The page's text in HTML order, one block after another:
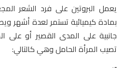
يعمل البروتين على فرد الشعر
بمادة كيميائية تستمر لعدة أشهر
جانبية على المدى القصير أو على
تصيب المرأة الحامل وهي كالتالي: